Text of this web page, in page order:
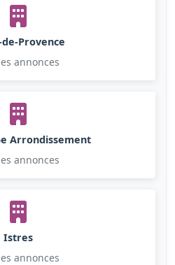
Provence
annonces
Arrondissement
annonces
Istres
annonces